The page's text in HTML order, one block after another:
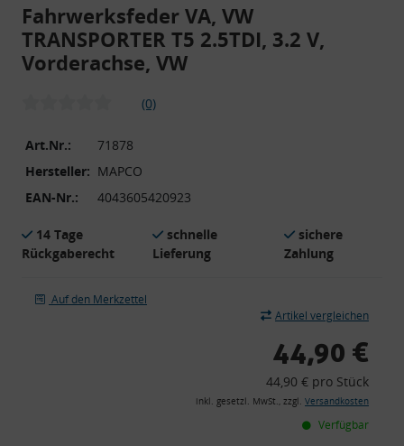
Fahrwerksfeder VA, VW
TRANSPORTER T5 2.5TDI, 3.2 V,
Vorderachse, VW
(0)
Art.Nr.:
71878
Hersteller: MAPCO
EAN-Nr.:
4043605420923
14 Tage
Rückgaberecht
schnelle
Lieferung
sichere
Zahlung
Auf den Merkzettel
Artikel vergleichen
44,90 €
44,90 € pro Stück
inkl. gesetzl. MwSt., zzgl. Versandkosten
Verfügbar